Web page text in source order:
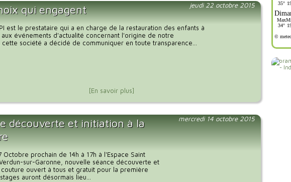
jeudi 22 octobre 2015
qui engagent
est le prestataire qui a en charge de la restauration des enfants à
aux événements d'actualité concernant l'origine de notre
cette société a décidé de communiquer en toute transparence...
[En savoir plus]
mercredi 14 octobre 2015
découverte et initiation à la
Octobre prochain de 14h à 17h à l'Espace Saint
sur-Garonne, nouvelle séance découverte et
couture ouvert à tous et gratuit pour la première
auront désormais lieu...